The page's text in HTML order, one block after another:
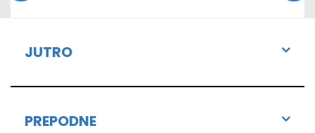
JUTRO
PREPODNE